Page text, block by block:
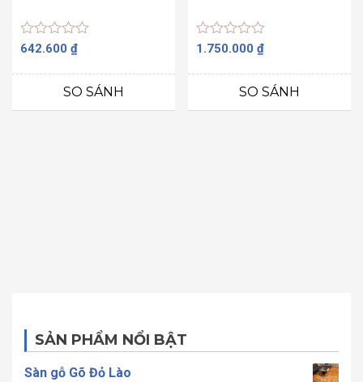
Được
hạng
sao
642.600 ₫
SO SÁNH
Được
hạng
sao
1.750.000₫
SO SÁNH
SẢN PHẨM NỔI BẬT
Sàn gỗ Gõ Đỏ Lào